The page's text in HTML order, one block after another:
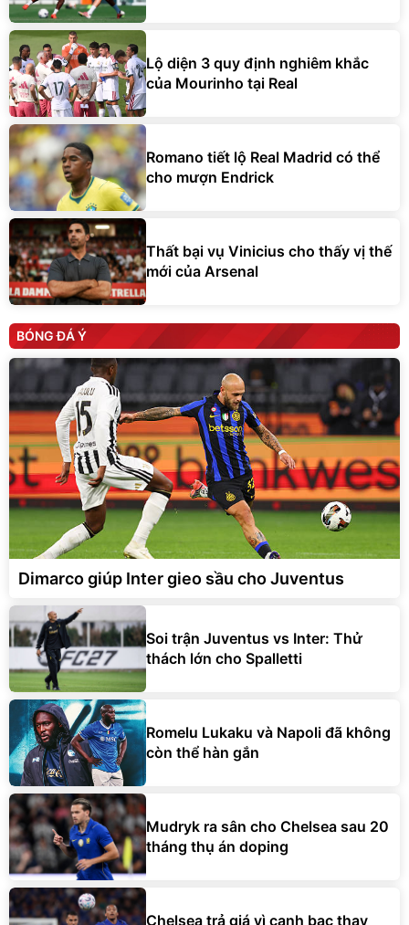
Lộ diện 3 quy định nghiêm khắc
của Mourinho tại Real
Romano tiết lộ Real Madrid có thể
cho mượn Endrick
Thất bại vụ Vinicius cho thấy vị thế
mới của Arsenal
BÓNG ĐÁ Ý
Dimarco giúp Inter gieo sầu cho Juventus
Soi trận Juventus vs Inter: Thử
thách lớn cho Spalletti
Romelu Lukaku và Napoli đã không
còn thể hàn gắn
Mudryk ra sân cho Chelsea sau 20
tháng thụ án doping
Chelsea trả giá vì canh bạc thay